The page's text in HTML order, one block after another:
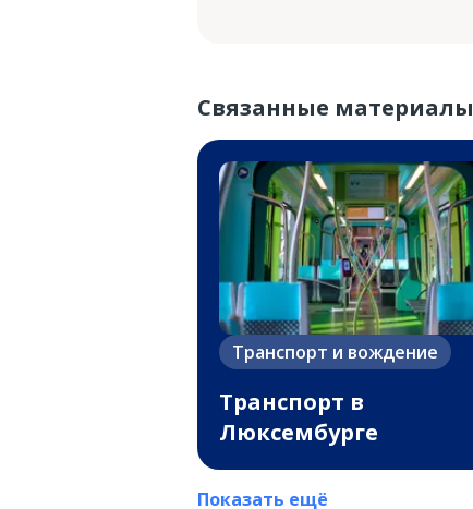
Связанные материалы
Транспорт и вождение
Транспорт в
Люксембурге
Показать ещё